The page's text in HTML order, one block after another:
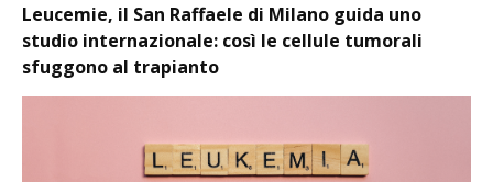
Leucemie, il San Raffaele di Milano guida uno
studio internazionale: così le cellule tumorali
sfuggono al trapianto